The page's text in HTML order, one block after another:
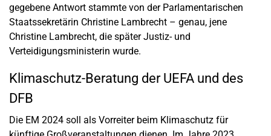
gegebene Antwort stammte von der Parlamentarischen
Staatssekretärin Christine Lambrecht – genau, jene
Christine Lambrecht, die später Justiz- und
Verteidigungsministerin wurde.
Klimaschutz-Beratung der UEFA und des
DFB
Die EM 2024 soll als Vorreiter beim Klimaschutz für